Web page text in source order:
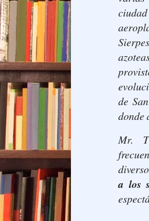
de
donde
Mr.
a los